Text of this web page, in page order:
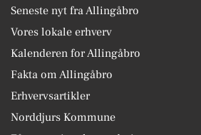
Seneste nyt fra Allingåbro
Vores lokale erhverv
Kalenderen for Allingåbro
Fakta om Allingåbro
Erhvervsartikler
Norddjurs Kommune